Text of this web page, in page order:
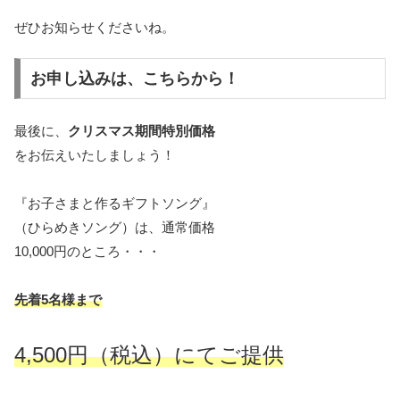
ぜひお知らせくださいね。
お申し込みは、こちらから！
最後に、 クリスマス期間特別価格
をお伝えいたしましょう！
『お子さまと作るギフトソング』
（ひらめきソング）は、通常価格
10,000円のところ・・・
先着5名様まで
4,500円（税込）にてご提供